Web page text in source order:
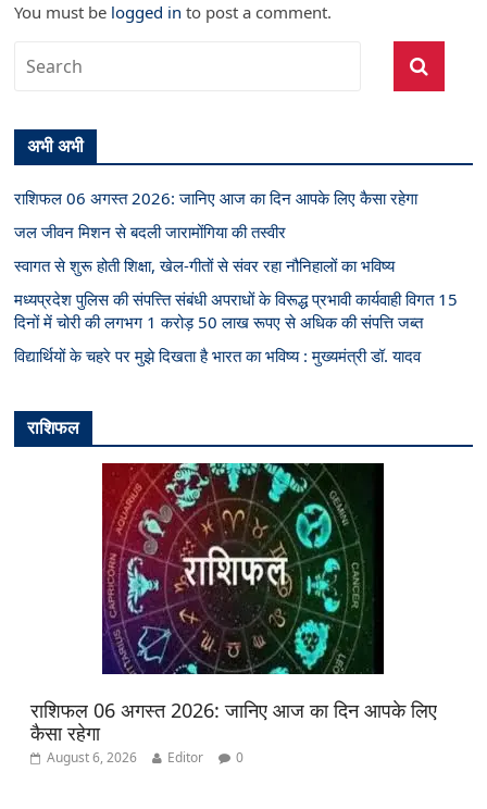
You must be logged in to post a comment.
अभी अभी
राशिफल 06 अगस्त 2026: जानिए आज का दिन आपके लिए कैसा रहेगा
जल जीवन मिशन से बदली जारामोंगिया की तस्वीर
स्वागत से शुरू होती शिक्षा, खेल-गीतों से संवर रहा नौनिहालों का भविष्य
मध्यप्रदेश पुलिस की संपत्त्ति संबंधी अपराधों के विरूद्ध प्रभावी कार्यवाही विगत 15
दिनों में चोरी की लगभग 1 करोड़ 50 लाख रूपए से अधिक की संपत्ति जब्‍त
विद्यार्थियों के चहरे पर मुझे दिखता है भारत का भविष्य : मुख्यमंत्री डॉ. यादव
राशिफल
राशिफल 06 अगस्त 2026: जानिए आज का दिन आपके लिए
कैसा रहेगा
August 6, 2026 Editor 0